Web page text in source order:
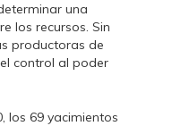
una
los recursos. Sin
productoras de
control al poder
los 69 yacimientos